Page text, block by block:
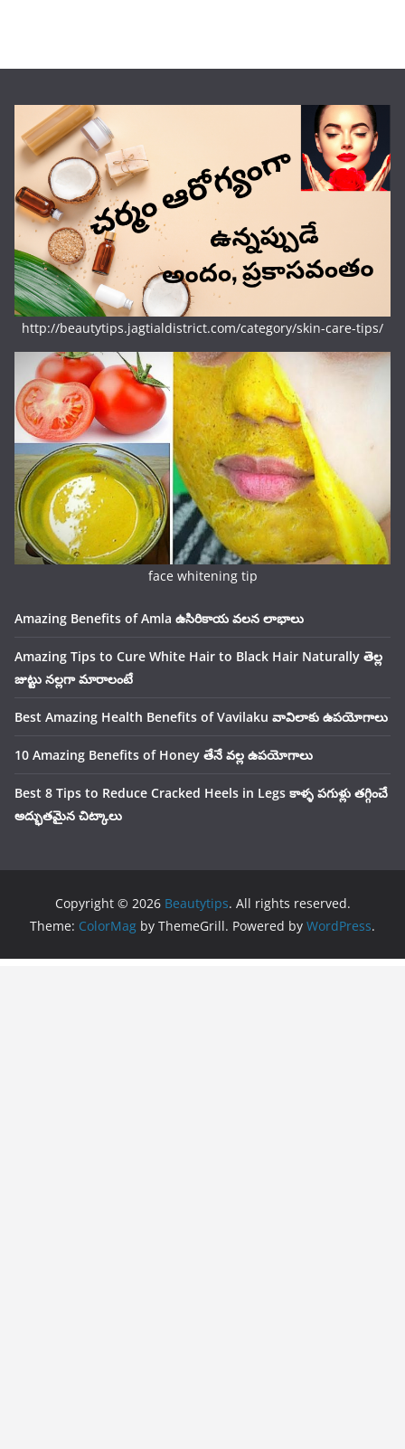
http://beautytips.jagtialdistrict.com/category/skin-care-tips/
face whitening tip
Amazing Benefits of Amla ఉసిరికాయ వలన లాభాలు
Amazing Tips to Cure White Hair to Black Hair Naturally తెల్ల
జుట్టు నల్లగా మారాలంటే
Best Amazing Health Benefits of Vavilaku వావిలాకు ఉపయోగాలు
10 Amazing Benefits of Honey తేనే వల్ల ఉపయోగాలు
Best 8 Tips to Reduce Cracked Heels in Legs కాళ్ళ పగుళ్లు తగ్గించే
అద్భుతమైన చిట్కాలు
Copyright © 2026 Beautytips. All rights reserved.
Theme: ColorMag by ThemeGrill. Powered by WordPress.